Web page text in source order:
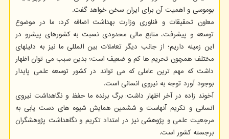
بوموسی و اهمیت آن برای ایران سخن خواهد گفت.
معاون تحقیقات و فناوری وزارت بهداشت اضافه کرد: ما در موضوع
توسعه و پیشرفت، منابع مالی محدودی نسبت به کشورهای پیشرو در
این زمینه داریم؛ از جانب دیگر تعاملات بین المللی ما نیز به دلیلهای
مختلف همچون تحریم ها کم و ضعیف است؛ بدین سبب می توان اظهار
داشت که مهم ترین عاملی که می تواند در کشور توسعه علمی پایدار
بوجود آورد توجه به نیروی انسانی است.
آخوند زاده در آخر اظهار داشت: برگ برنده ما حفظ و نگاهداشت نیروی
انسانی و تکریم آنهاست و ششمین همایش شیوه های دست یابی به
مرجعیت علمی و پژوهشی نیز در امتداد تکریم و نگاهداشت پژوهشگران
برجسته کشور است.